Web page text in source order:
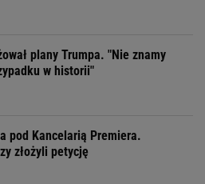
plany Trumpa. "Nie znamy
w historii"
pod Kancelarią Premiera.
złożyli petycję